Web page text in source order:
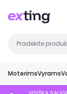
MoterimsVyrams